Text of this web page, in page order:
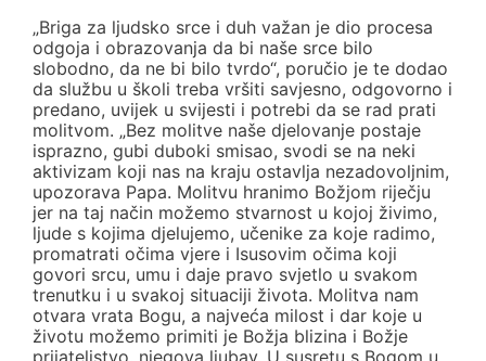
„Briga za ljudsko srce i duh važan je dio procesa
odgoja i obrazovanja da bi naše srce bilo
slobodno, da ne bi bilo tvrdo“, poručio je te dodao
da službu u školi treba vršiti savjesno, odgovorno i
predano, uvijek u svijesti i potrebi da se rad prati
molitvom. „Bez molitve naše djelovanje postaje
isprazno, gubi duboki smisao, svodi se na neki
aktivizam koji nas na kraju ostavlja nezadovoljnim,
upozorava Papa. Molitvu hranimo Božjom riječju
jer na taj način možemo stvarnost u kojoj živimo,
ljude s kojima djelujemo, učenike za koje radimo,
promatrati očima vjere i Isusovim očima koji
govori srcu, umu i daje pravo svjetlo u svakom
trenutku i u svakoj situaciji života. Molitva nam
otvara vrata Bogu, a najveća milost i dar koje u
životu možemo primiti je Božja blizina i Božje
prijateljstvo, njegova ljubav. U susretu s Bogom u